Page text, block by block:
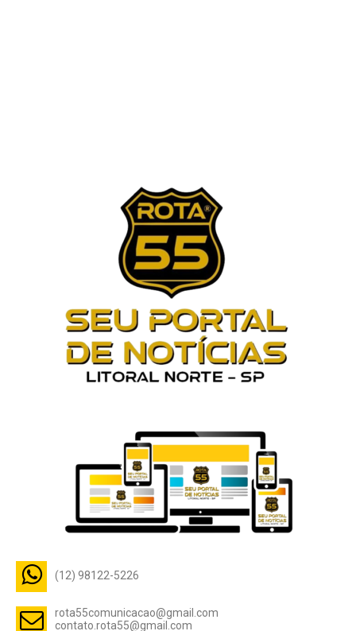
(12) 98122-5226
rota55comunicacao@gmail.com
contato.rota55@gmail.com